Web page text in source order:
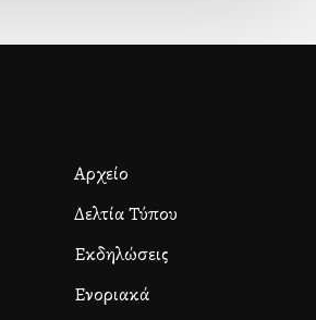
Αρχείο
Δελτία Τύπου
Εκδηλώσεις
Ενοριακά